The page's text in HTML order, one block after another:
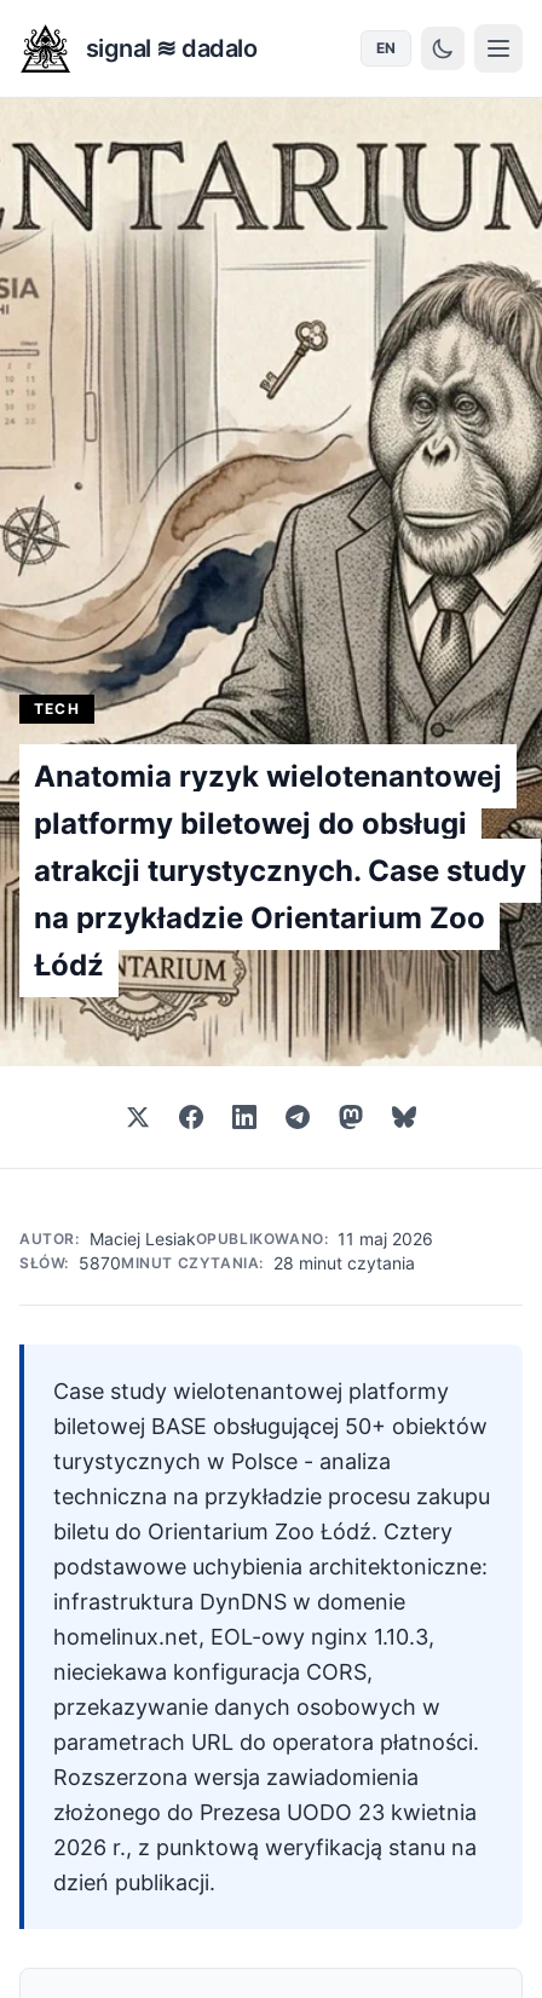
signal ≋ dadalo EN
TECH
Anatomia ryzyk wielotenantowej
platformy biletowej do obsługi
atrakcji turystycznych. Case study
na przykładzie Orientarium Zoo
Łódź
AUTOR: Maciej LesiakOPUBLIKOWANO: 11 maj 2026
SŁÓW: 5870MINUT CZYTANIA: 28 minut czytania
Case study wielotenantowej platformy
biletowej BASE obsługującej 50+ obiektów
turystycznych w Polsce - analiza
techniczna na przykładzie procesu zakupu
biletu do Orientarium Zoo Łódź. Cztery
podstawowe uchybienia architektoniczne:
infrastruktura DynDNS w domenie
homelinux.net, EOL-owy nginx 1.10.3,
nieciekawa konfiguracja CORS,
przekazywanie danych osobowych w
parametrach URL do operatora płatności.
Rozszerzona wersja zawiadomienia
złożonego do Prezesa UODO 23 kwietnia
2026 r., z punktową weryfikacją stanu na
dzień publikacji.